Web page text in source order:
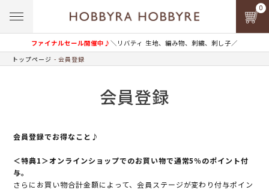
ファイナルセール開催中♪＼リバティ 生地、編み物、刺繍、刺し子／
0
トップページ 会員登録
会員登録
会員登録でお得なこと♪
＜特典1＞オンラインショップでのお買い物で通常5％のポイント付
与。
さらにお買い物合計金額によって、会員ステージが変わり付与ポイン